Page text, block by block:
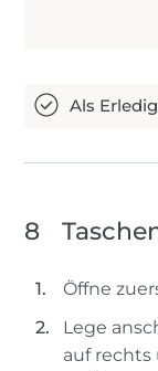
8
Öffne
Lege
auf